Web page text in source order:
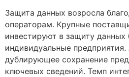
Защита данных возросла
операторам. Крупные
инвестируют в защиту данных
индивидуальные
дублирующее сохранение
ключевых сведений. Темп